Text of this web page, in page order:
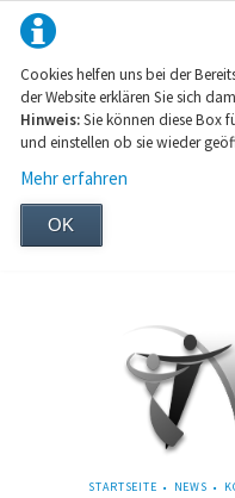
Cookies helfen uns bei der
der Website erklären Sie sich
Hinweis:Sie können diese Box
und einstellen ob sie wieder
Mehr erfahren
OK
NAVIGATION
STARTSEITE NEWS